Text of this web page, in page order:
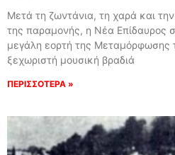
Μετά τη ζωντάνια, τη χαρά και
της παραμονής, η Νέα Επίδαυρος
μεγάλη εορτή της Μεταμόρφωσης
ξεχωριστή μουσική βραδιά
ΠΕΡΙΣΣΟΤΕΡΑ »